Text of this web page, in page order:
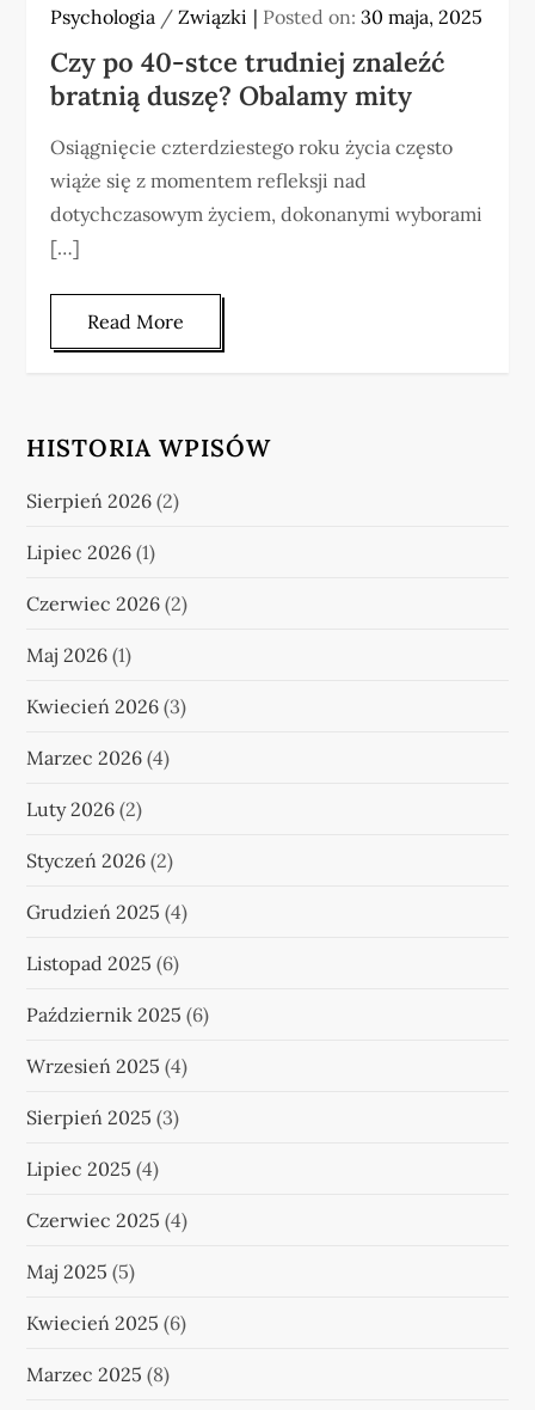
Psychologia /Związki Posted on:30 maja, 2025
Czy po 40-stce trudniej znaleźć
bratnią duszę? Obalamy mity
Osiągnięcie czterdziestego roku życia często
wiąże się z momentem refleksji nad
dotychczasowym życiem, dokonanymi wyborami
[…]
Read More
HISTORIA WPISÓW
Sierpień 2026 (2)
Lipiec 2026 (1)
Czerwiec 2026 (2)
Maj 2026 (1)
Kwiecień 2026 (3)
Marzec 2026 (4)
Luty 2026 (2)
Styczeń 2026 (2)
Grudzień 2025 (4)
Listopad 2025 (6)
Październik 2025 (6)
Wrzesień 2025 (4)
Sierpień 2025 (3)
Lipiec 2025 (4)
Czerwiec 2025 (4)
Maj 2025 (5)
Kwiecień 2025 (6)
Marzec 2025 (8)